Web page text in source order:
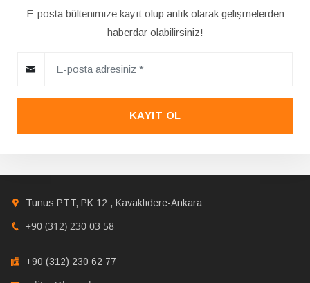
E-posta bültenimize kayıt olup anlık olarak gelişmelerden
haberdar olabilirsiniz!
KAYIT OL
Tunus PTT, PK 12 , Kavaklıdere-Ankara
+90 (312) 230 03 58
+90 (312) 230 62 77